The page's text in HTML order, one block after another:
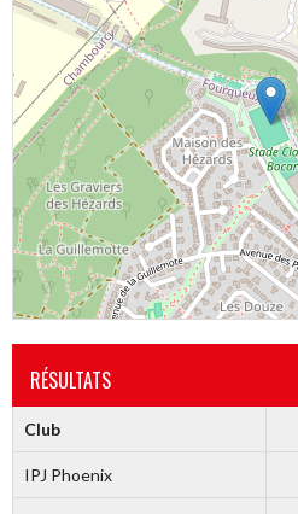
RÉSULTATS
Club
IPJ Phoenix